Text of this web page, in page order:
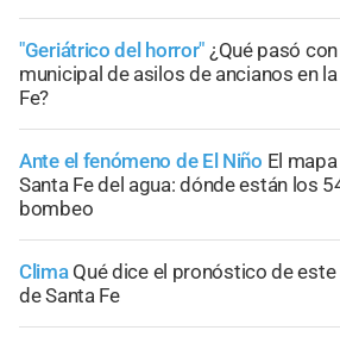
"Geriátrico del horror" ¿Qué pasó
municipal de asilos de ancianos en
Fe?
Ante el fenómeno de El Niño El
Santa Fe del agua: dónde están los
bombeo
Clima Qué dice el pronóstico de
de Santa Fe